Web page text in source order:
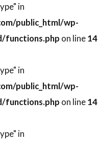
ヴィッド・マギー
デヴィッド・モリッツ
ゥアン・グエン
・ラムジー
in
public_html/wp-
functions.php on line14
in
public_html/wp-
functions.php on line14
in